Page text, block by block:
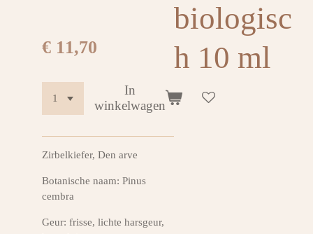
biologisc
h 10 ml
€ 11,70
In
winkelwagen
Zirbelkiefer, Den arve
Botanische naam: Pinus
cembra
Geur: frisse, lichte harsgeur,